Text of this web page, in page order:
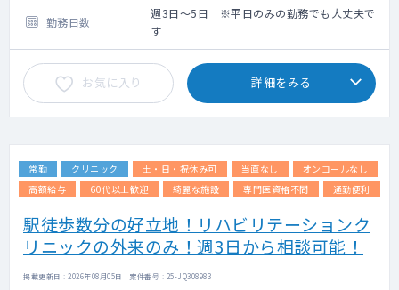
サポートしていきますので、診療に集中でき
る環境
・看護師にも研修制度あり
・エコー（各診察室、リハビリ室にある）、
レントゲン、骨密度の検査設備
・レセプトチェック不要（医療事務）＋自
賠、労災等の書類補助有
ト）
※面談後の提示となります。
勤務日数
週3日～5日 ※平日のみの勤務でも大丈夫で
す
お気に入り 詳細をみる
常勤 クリニック 土・日・祝休み可 当直なし
オンコールなし
高額給与
60代以上歓迎 綺麗な施設 専門医資格不問 通勤便利
駅徒歩数分の好立地！リハビリテーションク
リニックの外来のみ！週3日から相談可能！
掲載更新日 : 2026年08月05日 案件番号 : 25-JQ308983